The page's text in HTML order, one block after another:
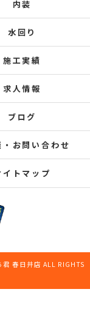
内装
水回り
施工実績
求人情報
ブログ
・お問い合わせ
イトマップ
春日井店 ALL RIGHTS